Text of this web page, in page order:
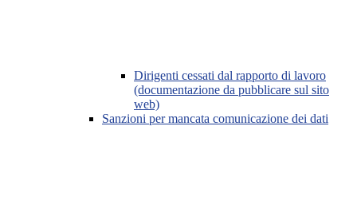
Dirigenti cessati dal rapporto di lavoro
(documentazione da pubblicare sul sito
web)
Sanzioni per mancata comunicazione dei dati